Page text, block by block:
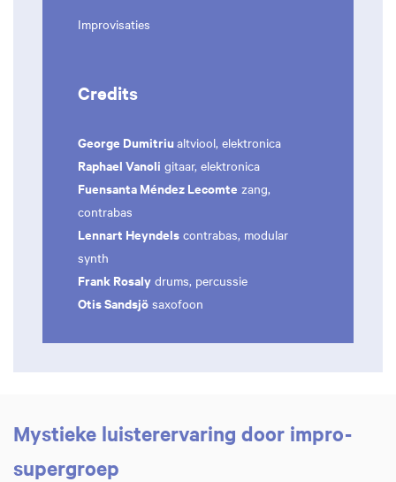
Improvisaties
Credits
George Dumitriualtviool, elektronica
Raphael Vanoli gitaar, elektronica
Fuensanta Méndez Lecomte zang,
contrabas
Lennart Heyndels contrabas, modular
synth
Frank Rosaly drums, percussie
Otis Sandsjö saxofoon
Mystieke luisterervaring door impro-
supergroep